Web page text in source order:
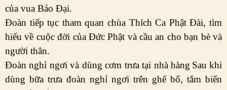
của vua Bảo Đại.
Đoàn tiếp tục tham quan chùa Thích Ca Phật Đài, tìm
hiểu về cuộc đời của Đức Phật và cầu an cho bạn bè và
người thân.
Đoàn nghỉ ngơi và dùng cơm trưa tại nhà hàng Sau khi
dùng bữa trưa đoàn nghỉ ngơi trên ghế bố, tắm biển